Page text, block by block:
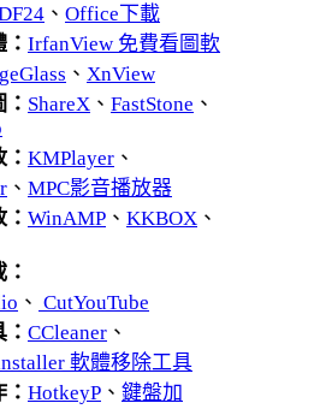
、 Office下載
IrfanView 免費看圖軟
、 XnView
ShareX 、 FastStone 、
KMPlayer 、
、 MPC影音播放器
WinAMP 、 KKBOX 、
、 CutYouTube
CCleaner 、
軟體移除工具
HotkeyP 、 鍵盤加